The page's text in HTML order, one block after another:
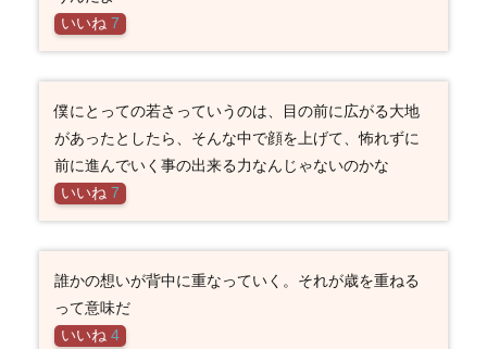
いいね 7
僕にとっての若さっていうのは、目の前に広がる大地
があったとしたら、そんな中で顔を上げて、怖れずに
前に進んでいく事の出来る力なんじゃないのかな
いいね 7
誰かの想いが背中に重なっていく。それが歳を重ねる
って意味だ
いいね 4